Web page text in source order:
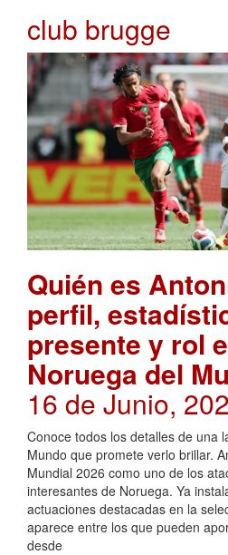
club brugge
Quién es
perfil,
presente y rol
Noruega del
16 de Junio,
Conoce todos los detalles de una
Mundo que promete verlo brillar.
Mundial 2026 como uno de los
interesantes de Noruega. Ya
actuaciones destacadas en la
aparece entre los que pueden
desde